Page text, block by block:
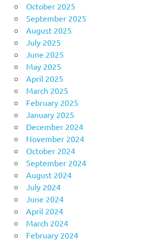
October 2025
September 2025
August 2025
July 2025
June 2025
May 2025
April 2025
March 2025
February 2025
January 2025
December 2024
November 2024
October 2024
September 2024
August 2024
July 2024
June 2024
April 2024
March 2024
February 2024